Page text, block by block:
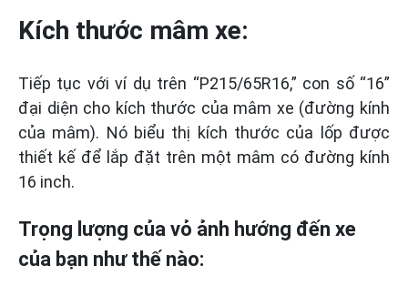
Kích thước mâm xe:
Tiếp tục với ví dụ trên “P215/65R16,” con số “16”
đại diện cho kích thước của mâm xe (đường kính
của mâm). Nó biểu thị kích thước của lốp được
thiết kế để lắp đặt trên một mâm có đường kính
16 inch.
Trọng lượng của vỏ ảnh hướng đến xe
của bạn như thế nào: